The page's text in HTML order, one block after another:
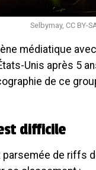
Selbymay, CC BY-
médiatique avec
Unis après 5
de ce
difficile
de riffs